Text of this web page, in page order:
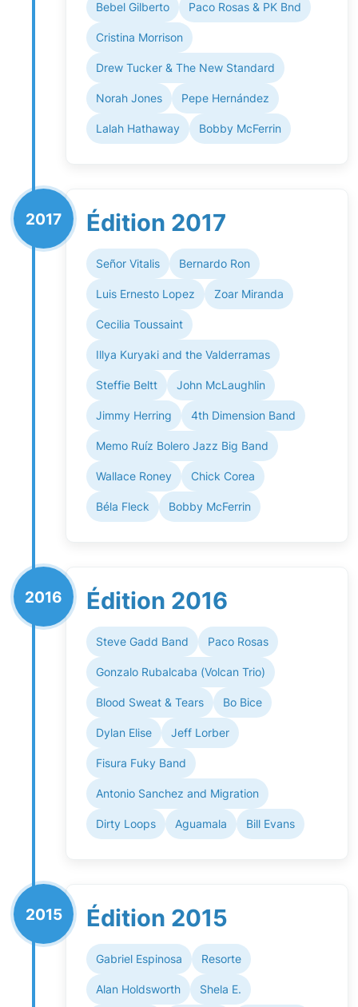
Bebel Gilberto Paco Rosas & PK Bnd
Cristina Morrison
Drew Tucker & The New Standard
Norah Jones Pepe Hernández
Lalah Hathaway Bobby McFerrin
2017 Édition 2017
Señor Vitalis Bernardo Ron
Luis Ernesto Lopez Zoar Miranda
Cecilia Toussaint
Illya Kuryaki and the Valderramas
Steffie Beltt John McLaughlin
Jimmy Herring 4th Dimension Band
Memo Ruíz Bolero Jazz Big Band
Wallace Roney Chick Corea
Béla Fleck Bobby McFerrin
2016 Édition 2016
Steve Gadd Band Paco Rosas
Gonzalo Rubalcaba (Volcan Trio)
Blood Sweat & Tears Bo Bice
Dylan Elise Jeff Lorber
Fisura Fuky Band
Antonio Sanchez and Migration
Dirty Loops Aguamala Bill Evans
2015 Édition 2015
Gabriel Espinosa Resorte
Alan Holdsworth Shela E.